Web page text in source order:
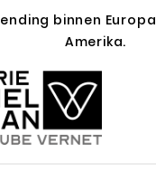
binnen
Amerika.